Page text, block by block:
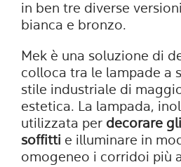
in ben tre diverse
bianca e bronzo.
Mek è una soluzione di
colloca tra le lampade a
stile industriale di
estetica. La lampada,
utilizzata per decorare
soffitti e illuminare in
omogeneo i corridoi più